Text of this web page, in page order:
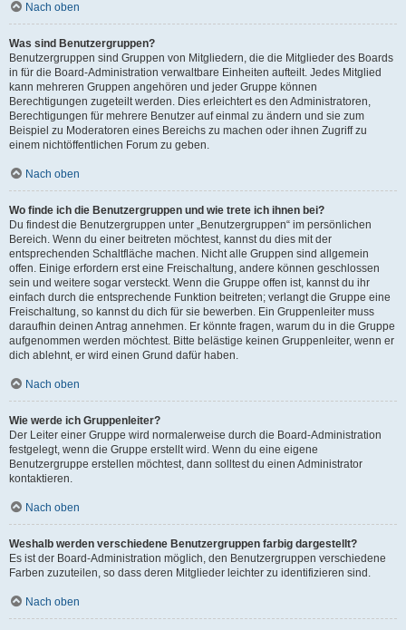
Nach oben
Was sind Benutzergruppen?
Benutzergruppen sind Gruppen von Mitgliedern, die die Mitglieder des Boards
in für die Board-Administration verwaltbare Einheiten aufteilt. Jedes Mitglied
kann mehreren Gruppen angehören und jeder Gruppe können
Berechtigungen zugeteilt werden. Dies erleichtert es den Administratoren,
Berechtigungen für mehrere Benutzer auf einmal zu ändern und sie zum
Beispiel zu Moderatoren eines Bereichs zu machen oder ihnen Zugriff zu
einem nichtöffentlichen Forum zu geben.
Nach oben
Wo finde ich die Benutzergruppen und wie trete ich ihnen bei?
Du findest die Benutzergruppen unter „Benutzergruppen“ im persönlichen
Bereich. Wenn du einer beitreten möchtest, kannst du dies mit der
entsprechenden Schaltfläche machen. Nicht alle Gruppen sind allgemein
offen. Einige erfordern erst eine Freischaltung, andere können geschlossen
sein und weitere sogar versteckt. Wenn die Gruppe offen ist, kannst du ihr
einfach durch die entsprechende Funktion beitreten; verlangt die Gruppe eine
Freischaltung, so kannst du dich für sie bewerben. Ein Gruppenleiter muss
daraufhin deinen Antrag annehmen. Er könnte fragen, warum du in die Gruppe
aufgenommen werden möchtest. Bitte belästige keinen Gruppenleiter, wenn er
dich ablehnt, er wird einen Grund dafür haben.
Nach oben
Wie werde ich Gruppenleiter?
Der Leiter einer Gruppe wird normalerweise durch die Board-Administration
festgelegt, wenn die Gruppe erstellt wird. Wenn du eine eigene
Benutzergruppe erstellen möchtest, dann solltest du einen Administrator
kontaktieren.
Nach oben
Weshalb werden verschiedene Benutzergruppen farbig dargestellt?
Es ist der Board-Administration möglich, den Benutzergruppen verschiedene
Farben zuzuteilen, so dass deren Mitglieder leichter zu identifizieren sind.
Nach oben